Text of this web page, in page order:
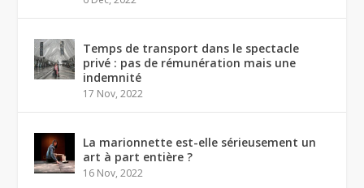
Temps de transport dans le spectacle
privé : pas de rémunération mais une
indemnité
17 Nov, 2022
La marionnette est-elle sérieusement un
art à part entière ?
16 Nov, 2022